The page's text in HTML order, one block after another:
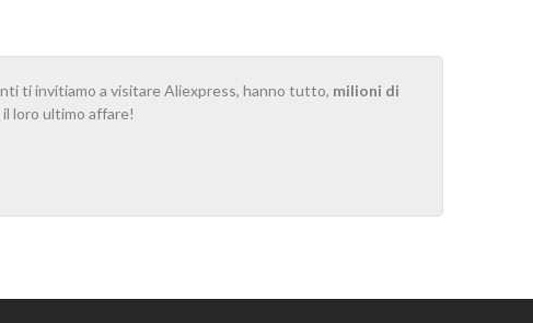
ti invitiamo a visitare Aliexpress, hanno tutto, milioni di
il loro ultimo affare!